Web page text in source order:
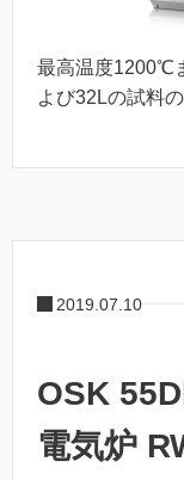
最高温度1200℃
よび32Lの試料
2019.07.10
OSK
電気炉